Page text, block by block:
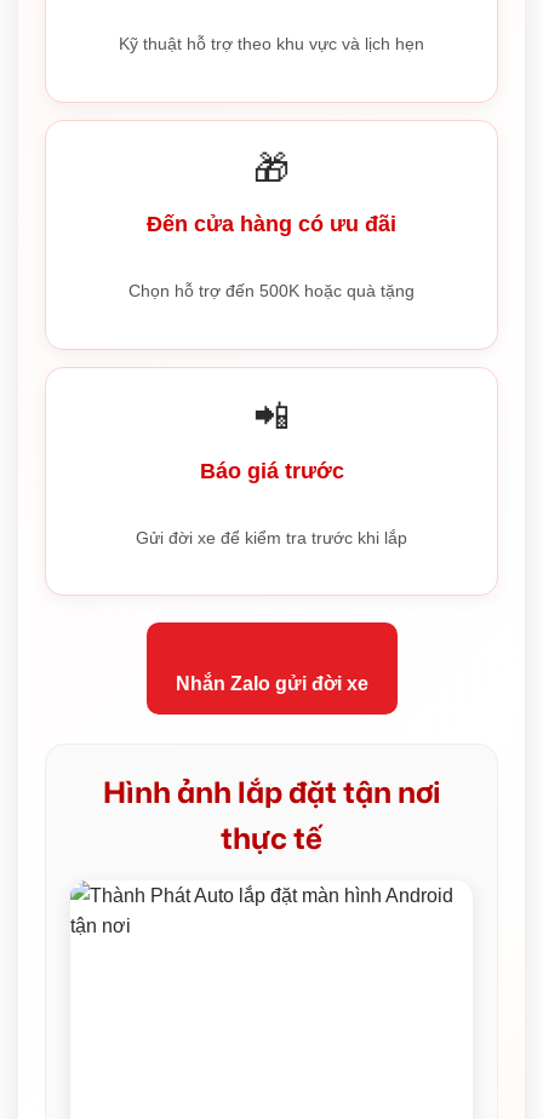
Kỹ thuật hỗ trợ theo khu vực và lịch hẹn
🎁
Đến cửa hàng có ưu đãi
Chọn hỗ trợ đến 500K hoặc quà tặng
📲
Báo giá trước
Gửi đời xe để kiểm tra trước khi lắp
Nhắn Zalo gửi đời xe
Hình ảnh lắp đặt tận nơi
thực tế